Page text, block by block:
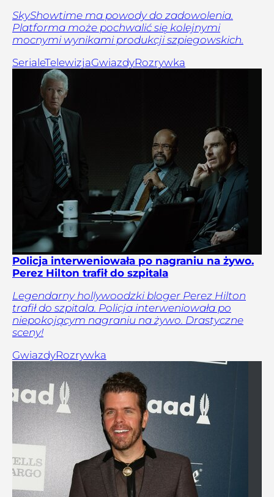
SkyShowtime ma powody do zadowolenia.
Platforma może pochwalić się kolejnymi
mocnymi wynikami produkcji szpiegowskich.
SerialeTelewizjaGwiazdyRozrywka
Policja interweniowała po nagraniu na żywo.
Perez Hilton trafił do szpitala
Legendarny hollywoodzki bloger Perez Hilton
trafił do szpitala. Policja interweniowała po
niepokojącym nagraniu na żywo. Drastyczne
sceny!
GwiazdyRozrywka